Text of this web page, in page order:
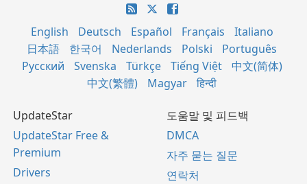
English Deutsch Español Français
Italiano
日本語
한국어 Nederlands Polski
Português
Русский
Svenska Türkçe Tiếng Việt
中文(简体)
中文(繁體)
Magyar हिन्दी
UpdateStar
UpdateStar Free &
Premium
Drivers
도움말 및 피드백
DMCA
자주 묻는 질문
연락처